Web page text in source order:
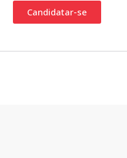
Candidatar-se